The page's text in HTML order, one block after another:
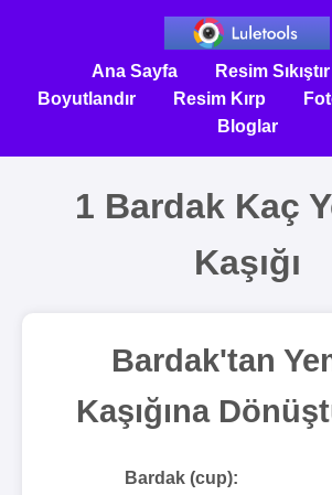
Ana Sayfa Resim Sıkıştır
Boyutlandır
Resim Kırp
Bloglar
1 Bardak Kaç
Kaşığı
Bardak'tan
Kaşığına
Bardak (cup):